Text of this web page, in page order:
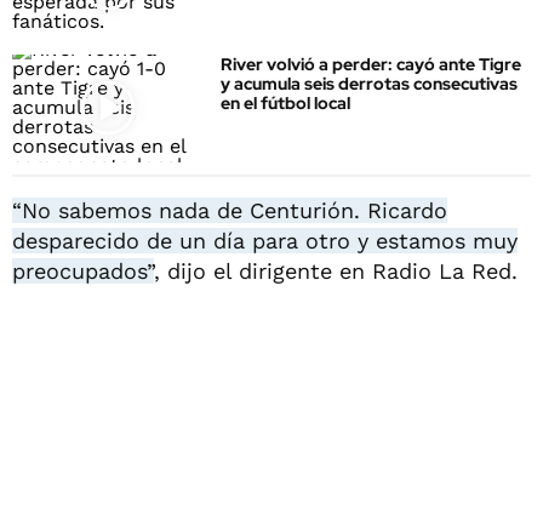
River volvió a perder: cayó ante Tigre
y acumula seis derrotas consecutivas
en el fútbol local
“No sabemos nada de Centurión. Ricardo
desparecido de un día para otro y estamos muy
preocupados”, dijo el dirigente en Radio La Red.